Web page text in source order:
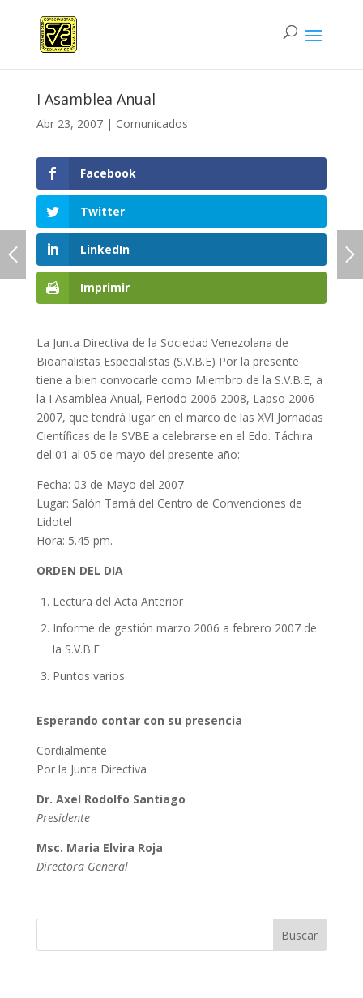
I Asamblea Anual
Abr 23, 2007| Comunicados
Facebook
Twitter
LinkedIn
Imprimir
La Junta Directiva de la Sociedad Venezolana de
Bioanalistas Especialistas (S.V.B.E) Por la presente
tiene a bien convocarle como Miembro de la S.V.B.E, a
la I Asamblea Anual, Periodo 2006-2008, Lapso 2006-
2007, que tendrá lugar en el marco de las XVI Jornadas
Científicas de la SVBE a celebrarse en el Edo. Táchira
del 01 al 05 de mayo del presente año:
Fecha: 03 de Mayo del 2007
Lugar: Salón Tamá del Centro de Convenciones de
Lidotel
Hora: 5.45 pm.
ORDEN DEL DIA
Lectura del Acta Anterior
Informe de gestión marzo 2006 a febrero 2007 de
la S.V.B.E
Puntos varios
Esperando contar con su presencia
Cordialmente
Por la Junta Directiva
Dr. Axel Rodolfo Santiago
Presidente
Msc. Maria Elvira Roja
Directora General
Buscar